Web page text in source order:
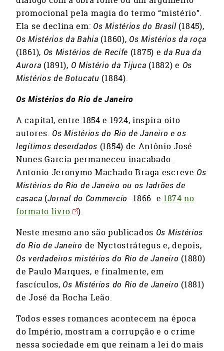
promocional pela magia do termo “mistério”.
Ela se declina em: Os Mistérios do Brasil(1845),
Os Mistérios da Bahia (1860), Os Mistérios da roça
(1861), Os Mistérios de Recife (1875) eda Rua da
Aurora (1891), O Mistério da Tijuca(1882) e Os
Mistérios de Botucatu (1884).
Os Mistérios do Rio de Janeiro
A capital, entre 1854 e 1924, inspira oito
autores. Os Mistérios do Rio de Janeiro e os
legítimos deserdados (1854) de Antônio José
Nunes Garcia permaneceu inacabado.
Antonio Jeronymo Machado Braga escreve Os
Mistérios do Rio de Janeiro ou os ladrões de
casaca (Jornal do Commercio -1866 e 1874 no
formato livro
).
Neste mesmo ano são publicados Os Mistérios
do Rio de Janeiro de Nyctostrátegus e, depois,
Os verdadeiros mistérios do Rio de Janeiro (1880)
de Paulo Marques, e finalmente, em
fascículos, Os Mistérios do Rio de Janeiro (1881)
de José da Rocha Leão.
Todos esses romances acontecem na época
do Império, mostram a corrupção e o crime
nessa sociedade em que reinam a lei do mais